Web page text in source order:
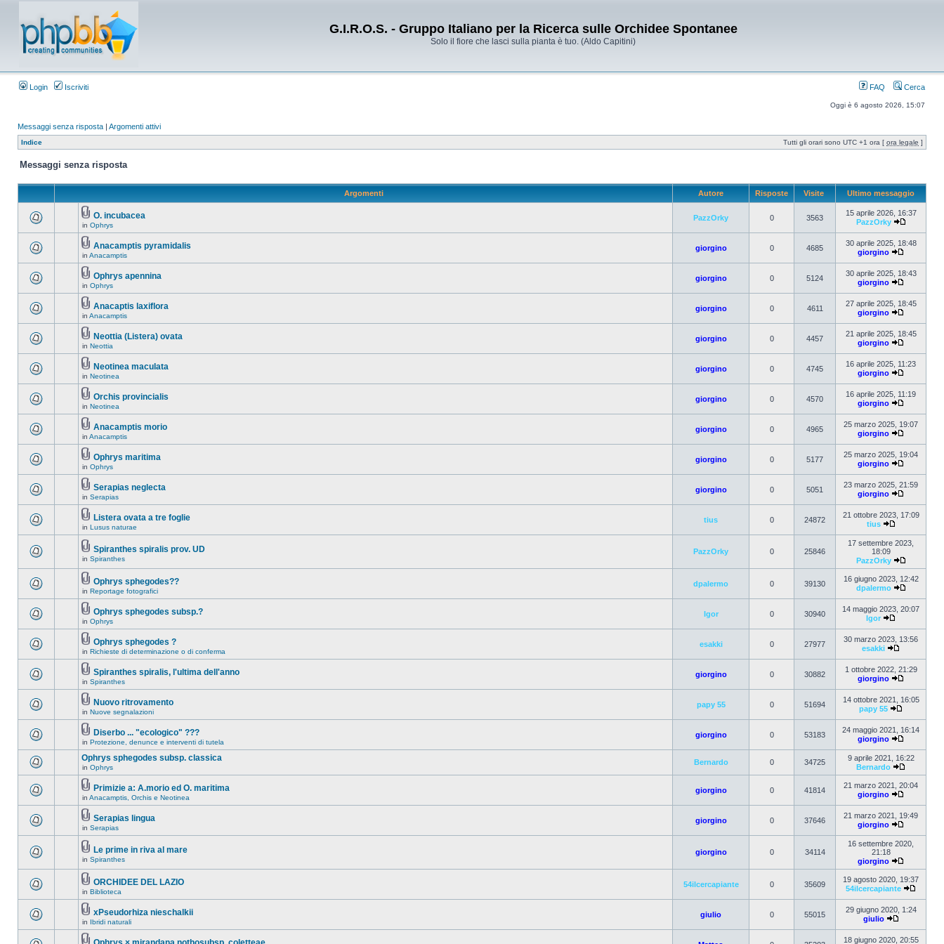
G.I.R.O.S. - Gruppo Italiano per la Ricerca sulle Orchidee Spontanee
Solo il fiore che lasci sulla pianta è tuo. (Aldo Capitini)
Login Iscriviti FAQ Cerca
Oggi è 6 agosto 2026, 15:07
Messaggi senza risposta | Argomenti attivi
Indice Tutti gli orari sono UTC +1 ora [ ora legale ]
Messaggi senza risposta
Argomenti Autore Risposte Visite Ultimo messaggio
O. incubacea
in Ophrys
PazzOrky 0 3563
15 aprile 2026, 16:37
PazzOrky
Anacamptis pyramidalis
in Anacamptis
giorgino 0 4685
30 aprile 2025, 18:48
giorgino
Ophrys apennina
in Ophrys
giorgino 0 5124
30 aprile 2025, 18:43
giorgino
Anacaptis laxiflora
in Anacamptis
giorgino 0 4611
27 aprile 2025, 18:45
giorgino
Neottia (Listera) ovata
in Neottia
giorgino 0 4457
21 aprile 2025, 18:45
giorgino
Neotinea maculata
in Neotinea
giorgino 0 4745
16 aprile 2025, 11:23
giorgino
Orchis provincialis
in Neotinea
giorgino 0 4570
16 aprile 2025, 11:19
giorgino
Anacamptis morio
in Anacamptis
giorgino 0 4965
25 marzo 2025, 19:07
giorgino
Ophrys maritima
in Ophrys
giorgino 0 5177
25 marzo 2025, 19:04
giorgino
Serapias neglecta
in Serapias
giorgino 0 5051
23 marzo 2025, 21:59
giorgino
Listera ovata a tre foglie
in Lusus naturae
tius 0 24872
21 ottobre 2023, 17:09
tius
Spiranthes spiralis prov. UD
in Spiranthes
PazzOrky 0 25846
17 settembre 2023,
18:09
PazzOrky
Ophrys sphegodes??
in Reportage fotografici
dpalermo 0 39130
16 giugno 2023, 12:42
dpalermo
Ophrys sphegodes subsp.?
in Ophrys
Igor 0 30940
14 maggio 2023, 20:07
Igor
Ophrys sphegodes ?
in Richieste di determinazione o di conferma
esakki 0 27977
30 marzo 2023, 13:56
esakki
Spiranthes spiralis, l'ultima dell'anno
in Spiranthes
giorgino 0 30882
1 ottobre 2022, 21:29
giorgino
Nuovo ritrovamento
in Nuove segnalazioni
papy 55 0 51694
14 ottobre 2021, 16:05
papy 55
Diserbo ... "ecologico" ???
in Protezione, denunce e interventi di tutela
giorgino 0 53183
24 maggio 2021, 16:14
giorgino
Ophrys sphegodes subsp. classica
in Ophrys
Bernardo 0 34725
9 aprile 2021, 16:22
Bernardo
Primizie a: A.morio ed O. maritima
in Anacamptis, Orchis e Neotinea
giorgino 0 41814
21 marzo 2021, 20:04
giorgino
Serapias lingua
in Serapias
giorgino 0 37646
21 marzo 2021, 19:49
giorgino
Le prime in riva al mare
in Spiranthes
giorgino 0 34114
16 settembre 2020,
21:18
giorgino
ORCHIDEE DEL LAZIO
in Biblioteca
54ilcercapiante 0 35609
19 agosto 2020, 19:37
54ilcercapiante
xPseudorhiza nieschalkii
in Ibridi naturali
giulio 0 55015
29 giugno 2020, 1:24
giulio
18 giugno 2020, 20:55